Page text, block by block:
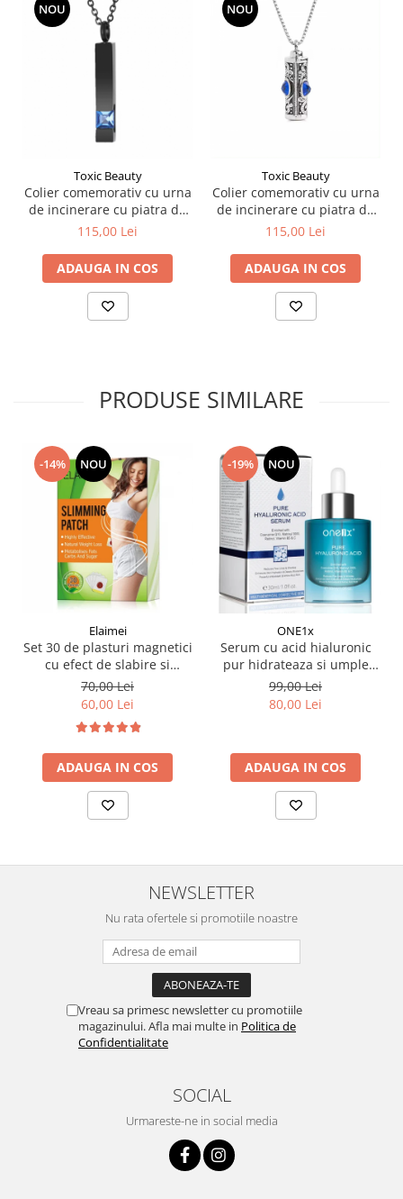
NOU
Toxic Beauty
Colier comemorativ cu urna
de incinerare cu piatra de
zirconiu din oțel inoxidabil,
115,00 Lei
ADAUGA IN COS
NOU
Toxic Beauty
Colier comemorativ cu urna
de incinerare cu piatra de
zirconiu din oțel inoxidabil,
115,00 Lei
ADAUGA IN COS
PRODUSE SIMILARE
-14% NOU
Elaimei
Set 30 de plasturi magnetici
cu efect de slabire si
detoxifiere a organismului
ingrediente naturale
70,00 Lei
60,00 Lei
ADAUGA IN COS
-19% NOU
ONE1x
Serum cu acid hialuronic
pur hidrateaza si umple
ridurile, 30 ml
99,00 Lei
80,00 Lei
ADAUGA IN COS
NEWSLETTER
Nu rata ofertele si promotiile noastre
Vreau sa primesc newsletter cu promotiile
magazinului. Afla mai multe in Politica de
Confidentialitate
SOCIAL
Urmareste-ne in social media